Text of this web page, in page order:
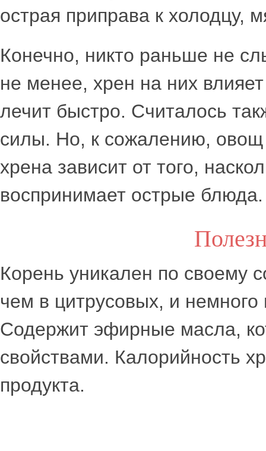
острая приправа к
Конечно, никто раньше не
не менее, хрен на них
лечит быстро. Считалось
силы. Но, к сожалению, овощ
хрена зависит от того,
воспринимает острые
Корень уникален по своему
чем в цитрусовых, и
Содержит эфирные масла,
свойствами. Калорийность
продукта.